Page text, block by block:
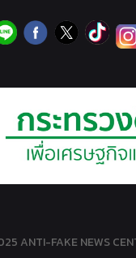
ANTI-FAKE NEWS